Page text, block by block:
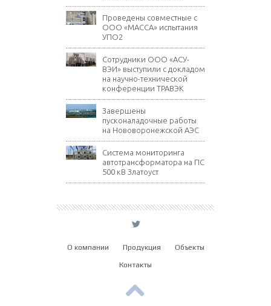
Проведены совместные с
ООО «МАССА» испытания
УПО2
Сотрудники ООО «АСУ-
ВЭИ» выступили с докладом
на научно-технической
конференции ТРАВЭК
Завершены
пусконаладочные работы
на Нововоронежской АЭС
Система мониторинга
автотрансформатора на ПС
500 кВ Златоуст
L
О компании Продукция
Объекты
Контакты